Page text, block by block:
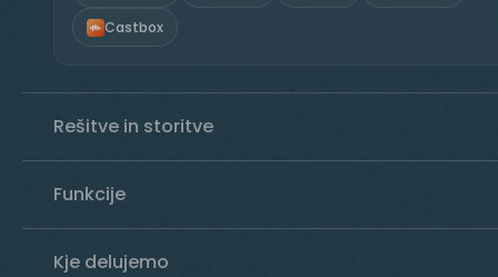
Castbox
Rešitve in storitve
Funkcije
Kje delujemo